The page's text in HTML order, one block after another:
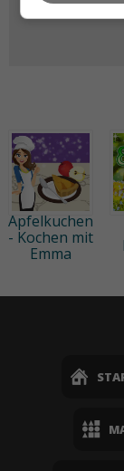
Apfelkuchen
- Kochen mit
Emma